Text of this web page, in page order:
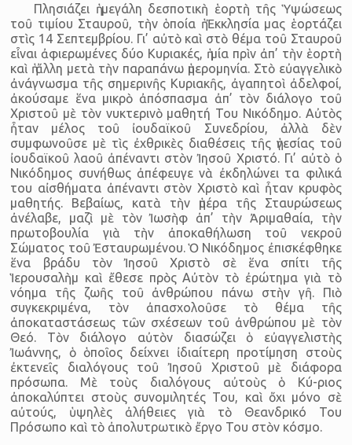
Πλησιάζει ἡ μεγάλη δεσποτικὴ ἑορτὴ τῆς Ὑψώσεως
τοῦ τιμίου Σταυροῦ, τὴν ὁποία ἡ Ἐκκλησία μας ἑορτάζει
στὶς 14 Σεπτεμβρίου. Γι’ αὐτὸ καὶ στὸ θέμα τοῦ Σταυροῦ
εἶναι ἀφιερωμένες δύο Κυριακές, ἡ μία πρὶν ἀπ’ τὴν ἑορτὴ
καὶ ἡ ἄλλη μετὰ τὴν παραπάνω ἡμερομηνία. Στὸ εὐαγγελικὸ
ἀνάγνωσμα τῆς σημερινῆς Κυριακῆς, ἀγαπητοὶ ἀδελφοί,
ἀκούσαμε ἕνα μικρὸ ἀπόσπασμα ἀπ’ τὸν διάλογο τοῦ
Χριστοῦ μὲ τὸν νυκτερινὸ μαθητή Του Νικόδημο. Αὐτὸς
ἦταν μέλος τοῦ ἰουδαϊκοῦ Συνεδρίου, ἀλλὰ δὲν
συμφωνοῦσε μὲ τὶς ἐχθρικὲς διαθέσεις τῆς ἡγεσίας τοῦ
ἰουδαϊκοῦ λαοῦ ἀπέναντι στὸν Ἰησοῦ Χριστό. Γι’ αὐτὸ ὁ
Νικόδημος συνήθως ἀπέφευγε νὰ ἐκδηλώνει τα φιλικά
του αἰσθήματα ἀπέναντι στὸν Χριστὸ καὶ ἦταν κρυφὸς
μαθητής. Βεβαίως, κατὰ τὴν ἡμέρα τῆς Σταυρώσεως
ἀνέλαβε, μαζὶ μὲ τὸν Ἰωσὴφ ἀπ’ τὴν Ἀριμαθαία, τὴν
πρωτοβουλία γιὰ τὴν ἀποκαθήλωση τοῦ νεκροῦ
Σώματος τοῦ Ἐσταυρωμένου. Ὁ Νικόδημος ἐπισκέφθηκε
ἕνα βράδυ τὸν Ἰησοῦ Χριστὸ σὲ ἕνα σπίτι τῆς
Ἱερουσαλὴμ καὶ ἔθεσε πρὸς Αὐτὸν τὸ ἐρώτημα γιὰ τὸ
νόημα τῆς ζωῆς τοῦ ἀνθρώπου πάνω στὴν γῆ. Πιὸ
συγκεκριμένα, τὸν ἀπασχολοῦσε τὸ θέμα τῆς
ἀποκαταστάσεως τῶν σχέσεων τοῦ ἀνθρώπου μὲ τὸν
Θεό. Τὸν διάλογο αὐτὸν διασώζει ὁ εὐαγγελιστὴς
Ἰωάννης, ὁ ὁποῖος δείχνει ἰδιαίτερη προτίμηση στοὺς
ἐκτενεῖς διαλόγους τοῦ Ἰησοῦ Χριστοῦ μὲ διάφορα
πρόσωπα. Μὲ τοὺς διαλόγους αὐτοὺς ὁ Κύ-ριος
ἀποκαλύπτει στοὺς συνομιλητές Του, καὶ ὄχι μόνο σὲ
αὐτούς, ὑψηλὲς ἀλήθειες γιὰ τὸ Θεανδρικό Του
Πρόσωπο καὶ τὸ ἀπολυτρωτικὸ ἔργο Του στὸν κόσμο.